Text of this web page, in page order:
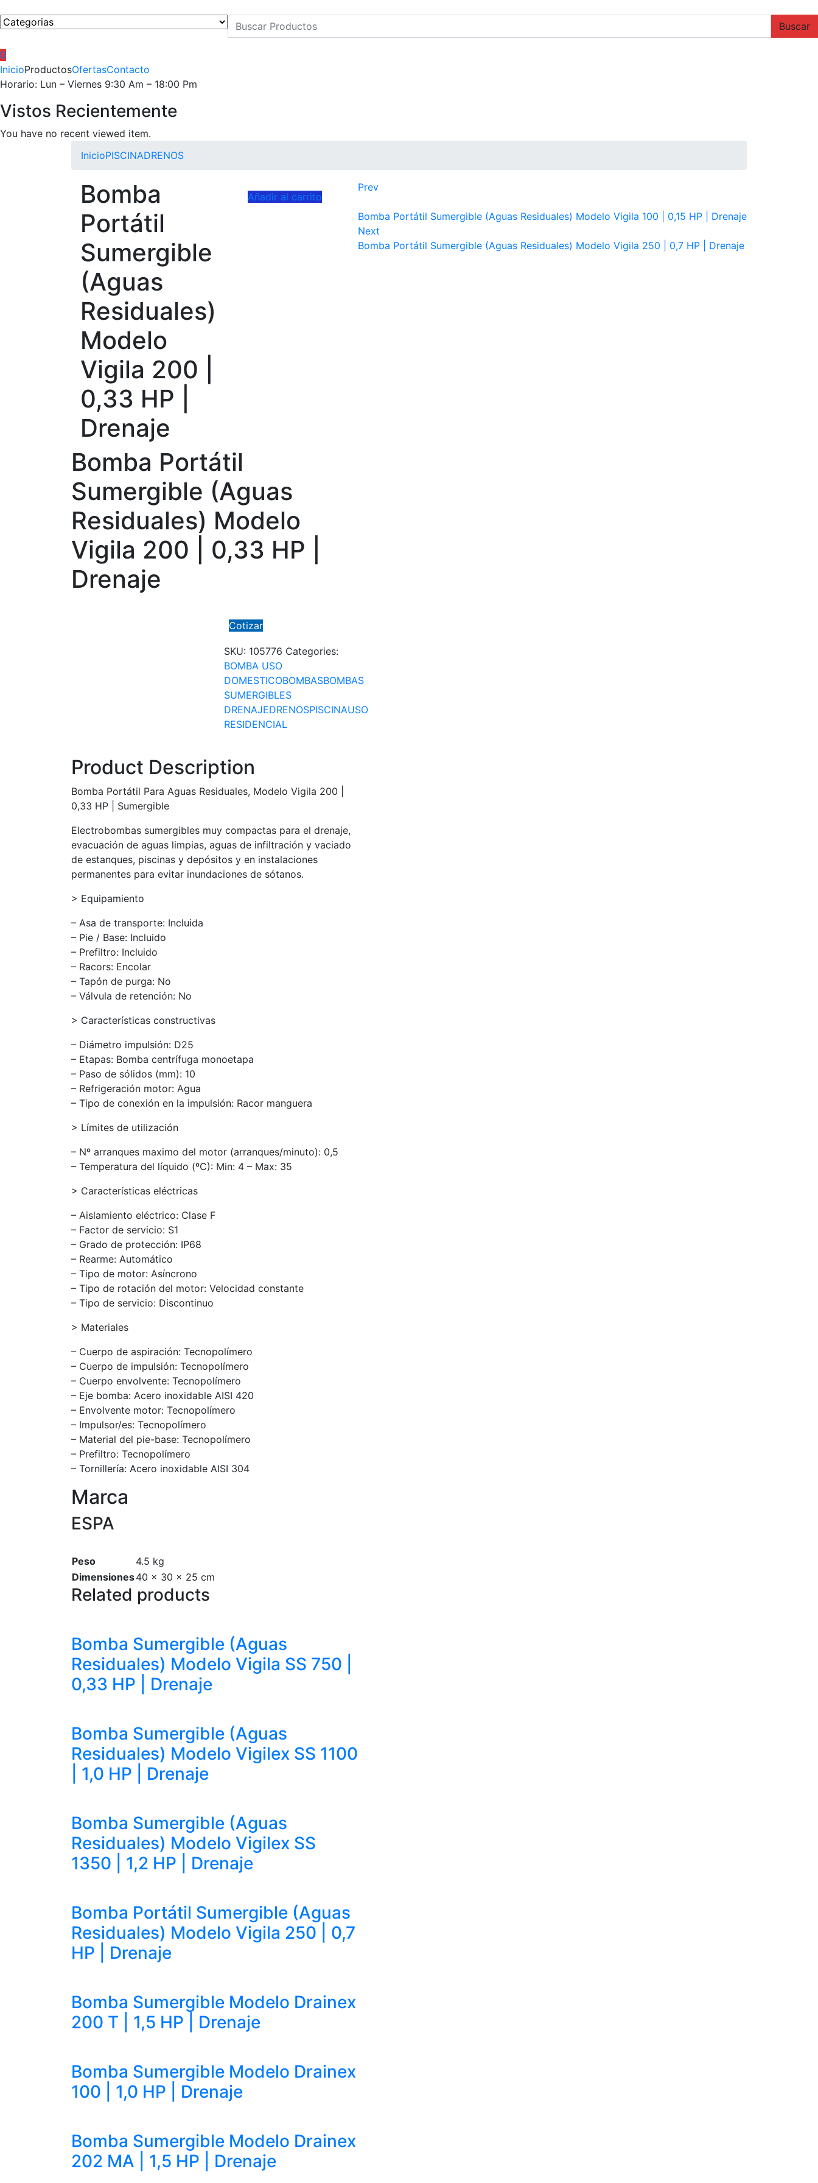
Buscar
0
InicioProductosOfertasContacto
Horario: Lun – Viernes 9:30 Am – 18:00 Pm
Vistos Recientemente
You have no recent viewed item.
InicioPISCINADRENOS
Prev
Bomba Portátil Sumergible (Aguas Residuales) Modelo Vigila 100 | 0,15 HP | Drenaje
Next
Bomba Portátil Sumergible (Aguas Residuales) Modelo Vigila 250 | 0,7 HP | Drenaje
Bomba
Portátil
Sumergible
(Aguas
Residuales)
Modelo
Vigila 200 |
0,33 HP |
Drenaje
Añadir al carrito
Bomba Portátil
Sumergible (Aguas
Residuales) Modelo
Vigila 200 | 0,33 HP |
Drenaje
Cotizar
SKU: 105776 Categories:
BOMBA USO
DOMESTICOBOMBASBOMBAS
SUMERGIBLES
DRENAJEDRENOSPISCINAUSO
RESIDENCIAL
Product Description
Bomba Portátil Para Aguas Residuales, Modelo Vigila 200 |
0,33 HP | Sumergible
Electrobombas sumergibles muy compactas para el drenaje,
evacuación de aguas limpias, aguas de infiltración y vaciado
de estanques, piscinas y depósitos y en instalaciones
permanentes para evitar inundaciones de sótanos.
> Equipamiento
– Asa de transporte: Incluida
– Pie / Base: Incluido
– Prefiltro: Incluido
– Racors: Encolar
– Tapón de purga: No
– Válvula de retención: No
> Características constructivas
– Diámetro impulsión: D25
– Etapas: Bomba centrífuga monoetapa
– Paso de sólidos (mm): 10
– Refrigeración motor: Agua
– Tipo de conexión en la impulsión: Racor manguera
> Límites de utilización
– Nº arranques maximo del motor (arranques/minuto): 0,5
– Temperatura del líquido (ºC): Min: 4 – Max: 35
> Características eléctricas
– Aislamiento eléctrico: Clase F
– Factor de servicio: S1
– Grado de protección: IP68
– Rearme: Automático
– Tipo de motor: Asíncrono
– Tipo de rotación del motor: Velocidad constante
– Tipo de servicio: Discontinuo
> Materiales
– Cuerpo de aspiración: Tecnopolímero
– Cuerpo de impulsión: Tecnopolímero
– Cuerpo envolvente: Tecnopolímero
– Eje bomba: Acero inoxidable AISI 420
– Envolvente motor: Tecnopolímero
– Impulsor/es: Tecnopolímero
– Material del pie-base: Tecnopolímero
– Prefiltro: Tecnopolímero
– Tornillería: Acero inoxidable AISI 304
Marca
ESPA
Peso
4.5 kg
Dimensiones40 × 30 × 25 cm
Related products
Bomba Sumergible (Aguas
Residuales) Modelo Vigila SS 750 |
0,33 HP | Drenaje
Bomba Sumergible (Aguas
Residuales) Modelo Vigilex SS 1100
| 1,0 HP | Drenaje
Bomba Sumergible (Aguas
Residuales) Modelo Vigilex SS
1350 | 1,2 HP | Drenaje
Bomba Portátil Sumergible (Aguas
Residuales) Modelo Vigila 250 | 0,7
HP | Drenaje
Bomba Sumergible Modelo Drainex
200 T | 1,5 HP | Drenaje
Bomba Sumergible Modelo Drainex
100 | 1,0 HP | Drenaje
Bomba Sumergible Modelo Drainex
202 MA | 1,5 HP | Drenaje